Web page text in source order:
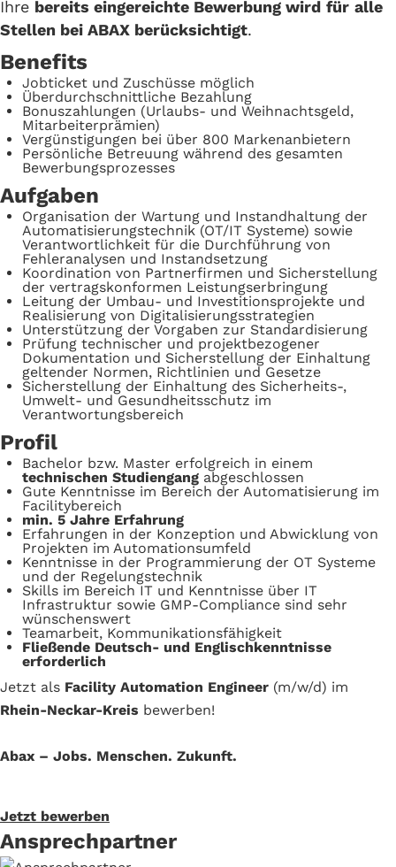
Ihre bereits eingereichte Bewerbung wird für alle
Stellen bei ABAX berücksichtigt.
Benefits
Jobticket und Zuschüsse möglich
Überdurchschnittliche Bezahlung
Bonuszahlungen (Urlaubs- und Weihnachtsgeld,
Mitarbeiterprämien)
Vergünstigungen bei über 800 Markenanbietern
Persönliche Betreuung während des gesamten
Bewerbungsprozesses
Aufgaben
Organisation der Wartung und Instandhaltung der
Automatisierungstechnik (OT/IT Systeme) sowie
Verantwortlichkeit für die Durchführung von
Fehleranalysen und Instandsetzung
Koordination von Partnerfirmen und Sicherstellung
der vertragskonformen Leistungserbringung
Leitung der Umbau- und Investitionsprojekte und
Realisierung von Digitalisierungsstrategien
Unterstützung der Vorgaben zur Standardisierung
Prüfung technischer und projektbezogener
Dokumentation und Sicherstellung der Einhaltung
geltender Normen, Richtlinien und Gesetze
Sicherstellung der Einhaltung des Sicherheits-,
Umwelt- und Gesundheitsschutz im
Verantwortungsbereich
Profil
Bachelor bzw. Master erfolgreich in einem
technischen Studiengang abgeschlossen
Gute Kenntnisse im Bereich der Automatisierung im
Facilitybereich
min. 5 Jahre Erfahrung
Erfahrungen in der Konzeption und Abwicklung von
Projekten im Automationsumfeld
Kenntnisse in der Programmierung der OT Systeme
und der Regelungstechnik
Skills im Bereich IT und Kenntnisse über IT
Infrastruktur sowie GMP-Compliance sind sehr
wünschenswert
Teamarbeit, Kommunikationsfähigkeit
Fließende Deutsch- und Englischkenntnisse
erforderlich
Jetzt als Facility Automation Engineer (m/w/d) im
Rhein-Neckar-Kreis bewerben!
Abax – Jobs. Menschen. Zukunft.
Jetzt bewerben
Ansprechpartner